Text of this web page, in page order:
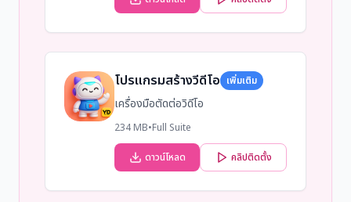
โปรแกรมสร้างวีดีโอ เพิ่มเติม
เครื่องมือตัดต่อวิดีโอ
234 MB•Full Suite
ดาวน์โหลด คลิปติดตั้ง